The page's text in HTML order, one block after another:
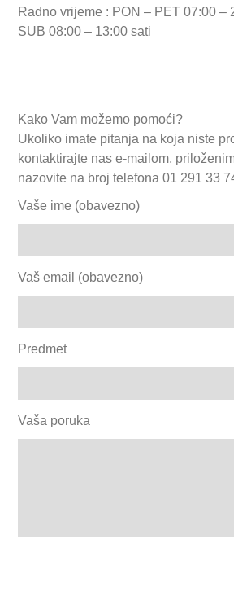
Radno vrijeme : PON – PET 07:00 –
SUB 08:00 – 13:00 sati
Kako Vam možemo pomoći?
Ukoliko imate pitanja na koja niste
kontaktirajte nas e-mailom,
nazovite na broj telefona 01 291 33
Vaše ime (obavezno)
Vaš email (obavezno)
Predmet
Vaša poruka